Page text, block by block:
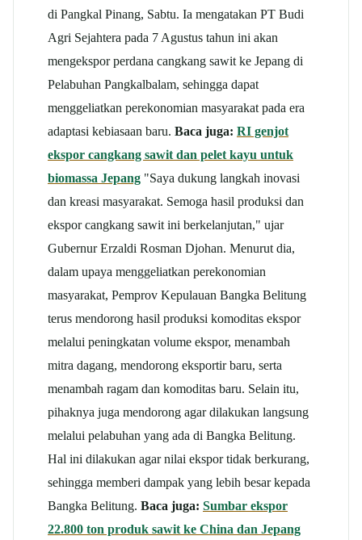
di Pangkal Pinang, Sabtu. Ia mengatakan PT Budi
Agri Sejahtera pada 7 Agustus tahun ini akan
mengekspor perdana cangkang sawit ke Jepang di
Pelabuhan Pangkalbalam, sehingga dapat
menggeliatkan perekonomian masyarakat pada era
adaptasi kebiasaan baru. Baca juga: RI genjot
ekspor cangkang sawit dan pelet kayu untuk
biomassa Jepang "Saya dukung langkah inovasi
dan kreasi masyarakat. Semoga hasil produksi dan
ekspor cangkang sawit ini berkelanjutan," ujar
Gubernur Erzaldi Rosman Djohan. Menurut dia,
dalam upaya menggeliatkan perekonomian
masyarakat, Pemprov Kepulauan Bangka Belitung
terus mendorong hasil produksi komoditas ekspor
melalui peningkatan volume ekspor, menambah
mitra dagang, mendorong eksportir baru, serta
menambah ragam dan komoditas baru. Selain itu,
pihaknya juga mendorong agar dilakukan langsung
melalui pelabuhan yang ada di Bangka Belitung.
Hal ini dilakukan agar nilai ekspor tidak berkurang,
sehingga memberi dampak yang lebih besar kepada
Bangka Belitung. Baca juga: Sumbar ekspor
22.800 ton produk sawit ke China dan Jepang